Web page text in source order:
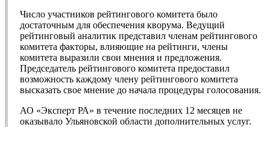
Число участников рейтингового комитета было
достаточным для обеспечения кворума. Ведущий
рейтинговый аналитик представил членам рейтингового
комитета факторы, влияющие на рейтинги, члены
комитета выразили свои мнения и предложения.
Председатель рейтингового комитета предоставил
возможность каждому члену рейтингового комитета
высказать свое мнение до начала процедуры голосования.
АО «Эксперт РА» в течение последних 12 месяцев не
оказывало Ульяновской области дополнительных услуг.